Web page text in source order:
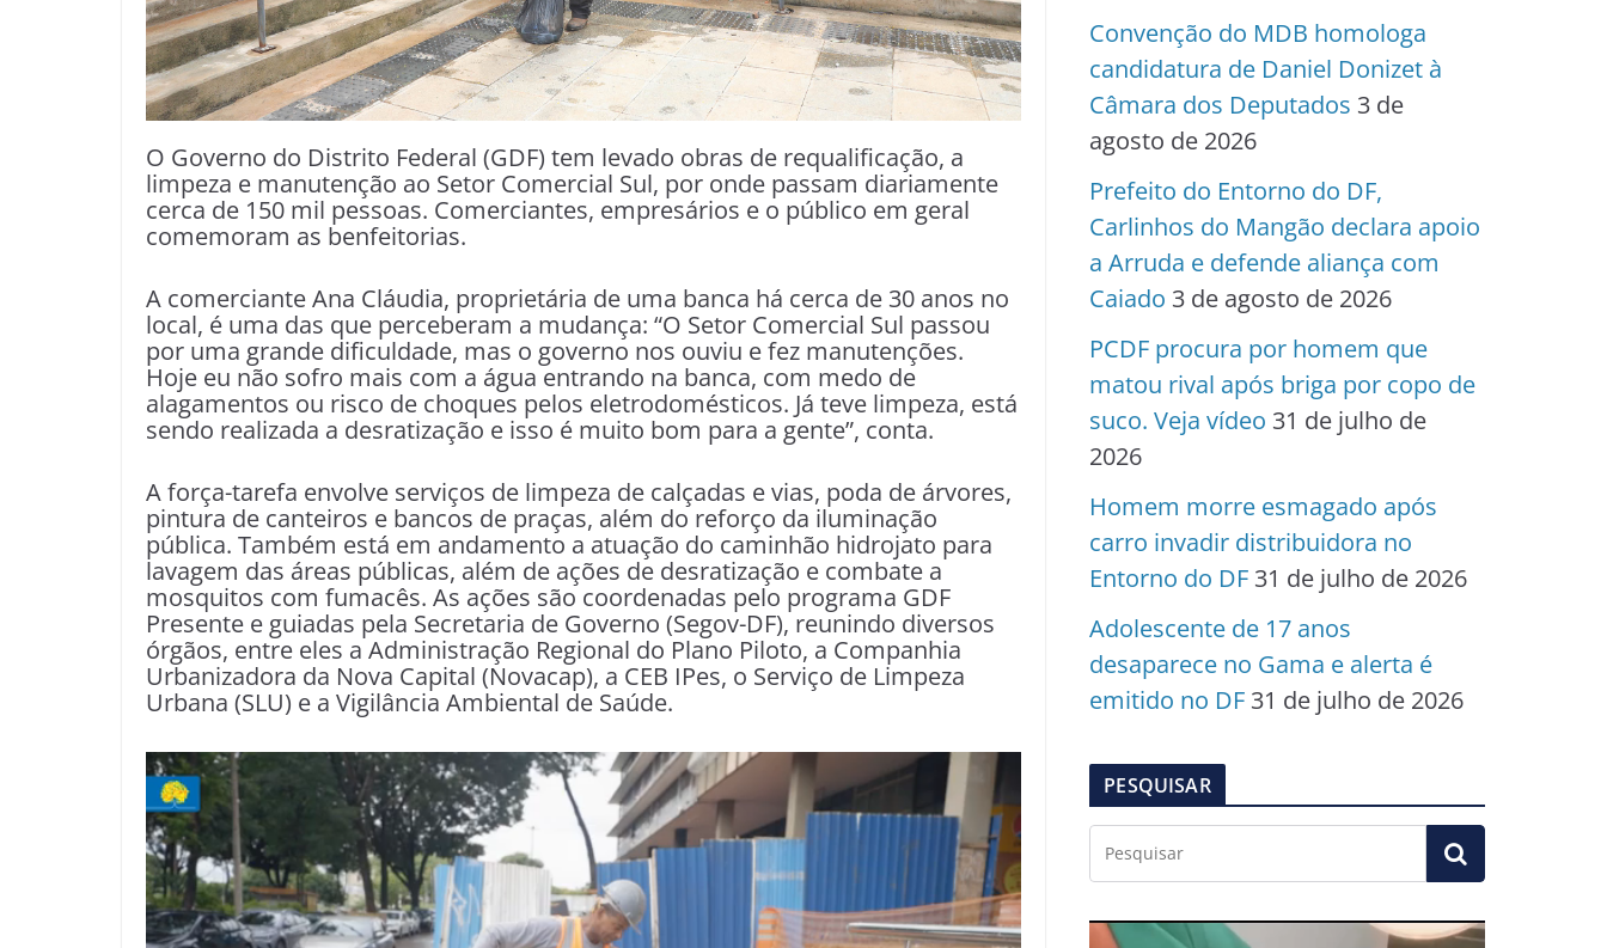
O Governo do Distrito Federal (GDF) tem levado obras de requalificação, a
limpeza e manutenção ao Setor Comercial Sul, por onde passam diariamente
cerca de 150 mil pessoas. Comerciantes, empresários e o público em geral
comemoram as benfeitorias.
A comerciante Ana Cláudia, proprietária de uma banca há cerca de 30 anos no
local, é uma das que perceberam a mudança: “O Setor Comercial Sul passou
por uma grande dificuldade, mas o governo nos ouviu e fez manutenções.
Hoje eu não sofro mais com a água entrando na banca, com medo de
alagamentos ou risco de choques pelos eletrodomésticos. Já teve limpeza, está
sendo realizada a desratização e isso é muito bom para a gente”, conta.
A força-tarefa envolve serviços de limpeza de calçadas e vias, poda de árvores,
pintura de canteiros e bancos de praças, além do reforço da iluminação
pública. Também está em andamento a atuação do caminhão hidrojato para
lavagem das áreas públicas, além de ações de desratização e combate a
mosquitos com fumacês. As ações são coordenadas pelo programa GDF
Presente e guiadas pela Secretaria de Governo (Segov-DF), reunindo diversos
órgãos, entre eles a Administração Regional do Plano Piloto, a Companhia
Urbanizadora da Nova Capital (Novacap), a CEB IPes, o Serviço de Limpeza
Urbana (SLU) e a Vigilância Ambiental de Saúde.
Convenção do MDB homologa
candidatura de Daniel Donizet à
Câmara dos Deputados 3 de
agosto de 2026
Prefeito do Entorno do DF,
Carlinhos do Mangão declara apoio
a Arruda e defende aliança com
Caiado 3 de agosto de 2026
PCDF procura por homem que
matou rival após briga por copo de
suco. Veja vídeo 31 de julho de
2026
Homem morre esmagado após
carro invadir distribuidora no
Entorno do DF 31 de julho de 2026
Adolescente de 17 anos
desaparece no Gama e alerta é
emitido no DF 31 de julho de 2026
PESQUISAR